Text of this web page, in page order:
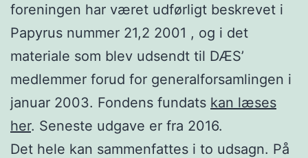
foreningen har været udførligt beskrevet i
Papyrus nummer 21,2 2001 , og i det
materiale som blev udsendt til DÆS’
medlemmer forud for generalforsamlingen i
januar 2003. Fondens fundats kan læses
her. Seneste udgave er fra 2016.
Det hele kan sammenfattes i to udsagn. På